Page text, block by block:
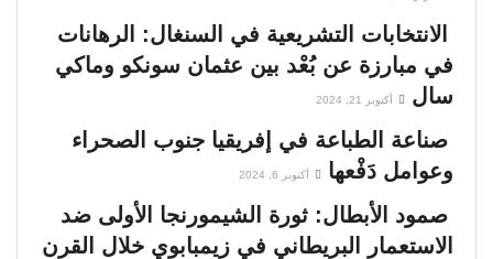
الانتخابات التشريعية في السنغال: الرهانات
في مبارزة عن بُعْد بين عثمان سونكو وماكي
سال
أكتوبر 21, 2024
صناعة الطباعة في إفريقيا جنوب الصحراء
وعوامل دَفْعها
أكتوبر 6, 2024
صمود الأبطال: ثورة الشيمورنجا الأولى ضد
الاستعمار البريطاني في زيمبابوي خلال القرن